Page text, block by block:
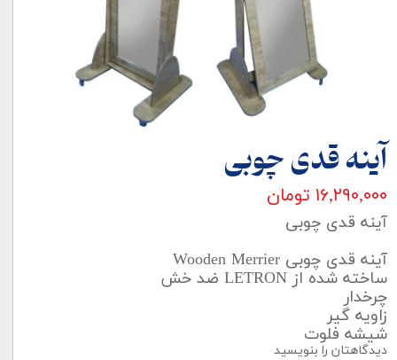
آینه قدی چوبی
۱۶,۲۹۰,۰۰۰ تومان
آینه قدی چوبی
آینه قدی چوبی Wooden Merrier
ساخته شده از LETRON ضد خش
چرخدار
زاويه گير
شيشه فلوت
دیدگاهتان را بنویسید